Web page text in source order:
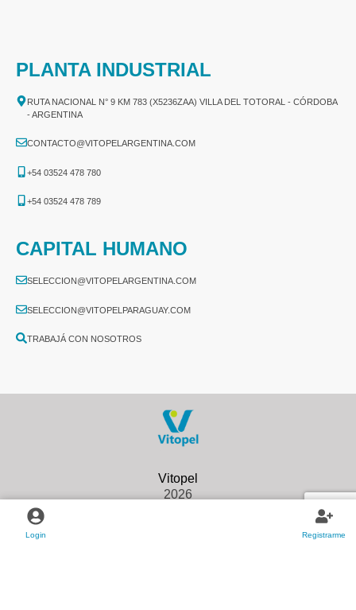
Login Registrarme
PLANTA INDUSTRIAL
RUTA NACIONAL N° 9 KM 783 (X5236ZAA) VILLA DEL TOTORAL - CÓRDOBA
- ARGENTINA
CONTACTO@VITOPELARGENTINA.COM
+54 03524 478 780​
+54 03524 478 789​
CAPITAL HUMANO
SELECCION@VITOPELARGENTINA.COM
SELECCION@VITOPELPARAGUAY.COM
TRABAJÁ CON NOSOTROS
2026